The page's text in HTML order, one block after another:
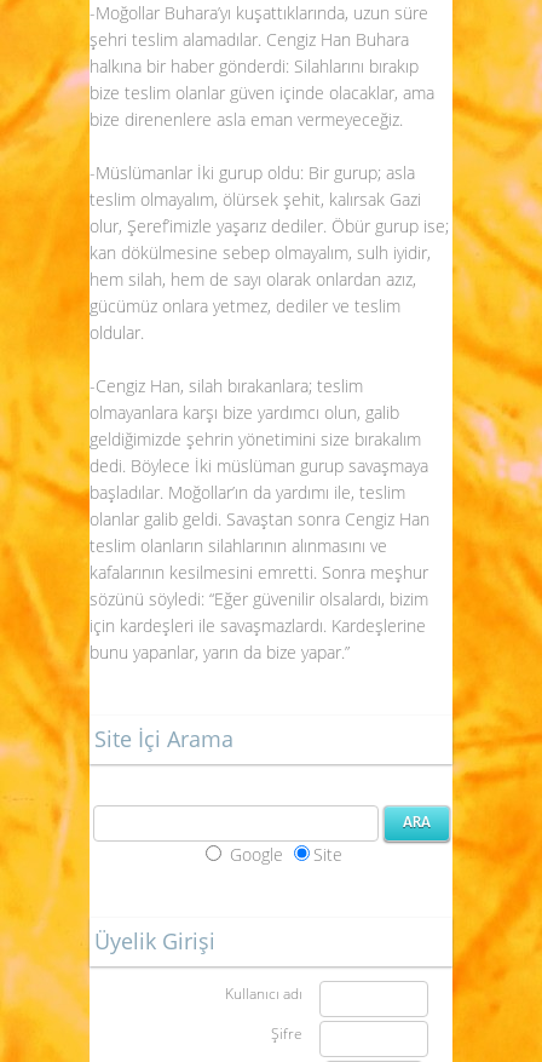
-Moğollar Buhara’yı kuşattıklarında, uzun süre
şehri teslim alamadılar. Cengiz Han Buhara
halkına bir haber gönderdi: Silahlarını bırakıp
bize teslim olanlar güven içinde olacaklar, ama
bize direnenlere asla eman vermeyeceğiz.
-Müslümanlar İki gurup oldu: Bir gurup; asla
teslim olmayalım, ölürsek şehit, kalırsak Gazi
olur, Şeref’imizle yaşarız dediler. Öbür gurup ise;
kan dökülmesine sebep olmayalım, sulh iyidir,
hem silah, hem de sayı olarak onlardan azız,
gücümüz onlara yetmez, dediler ve teslim
oldular.
-Cengiz Han, silah bırakanlara; teslim
olmayanlara karşı bize yardımcı olun, galib
geldiğimizde şehrin yönetimini size bırakalım
dedi. Böylece İki müslüman gurup savaşmaya
başladılar. Moğollar’ın da yardımı ile, teslim
olanlar galib geldi. Savaştan sonra Cengiz Han
teslim olanların silahlarının alınmasını ve
kafalarının kesilmesini emretti. Sonra meşhur
sözünü söyledi: “Eğer güvenilir olsalardı, bizim
için kardeşleri ile savaşmazlardı. Kardeşlerine
bunu yapanlar, yarın da bize yapar.”
Site İçi Arama
Google Site
Üyelik Girişi
Kullanıcı adı
Şifre